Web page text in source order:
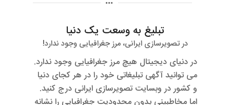
تبلیغ به وسعت یک دنیا
در تصویرسازی ایرانی، مرز جغرافیایی وجود ندارد!
در دنیای دیجیتال هیچ مرز جغرافیایی وجود ندارد.
می توانید آگهی تبلیغاتی خود را در هر کجای دنیا
و کشور در وبسایت تصویرسازی ایرانی درج کنید.
اما مخاطبینی بدون محدودیت جغرافیایی را نشانه